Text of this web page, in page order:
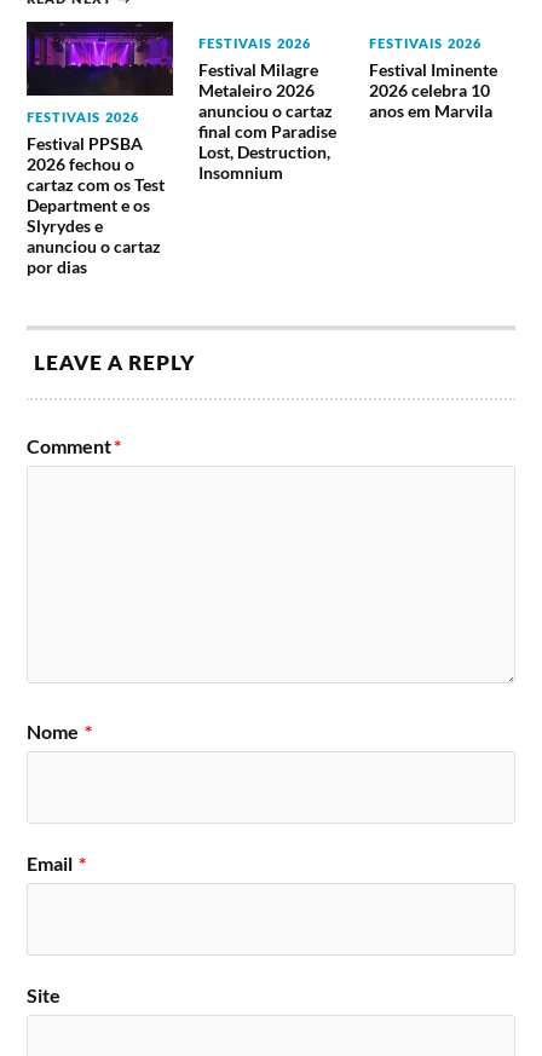
FESTIVAIS 2026
Festival PPSBA
2026 fechou o
cartaz com os Test
Department e os
Slyrydes e
anunciou o cartaz
por dias
FESTIVAIS 2026
Festival Milagre
Metaleiro 2026
anunciou o cartaz
final com Paradise
Lost, Destruction,
Insomnium
FESTIVAIS 2026
Festival Iminente
2026 celebra 10
anos em Marvila
LEAVE A REPLY
Comment*
Nome *
Email *
Site